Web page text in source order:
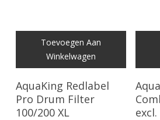
Toevoegen Aan
Winkelwagen
AquaKing Redlabel
Pro Drum Filter
100/200 XL